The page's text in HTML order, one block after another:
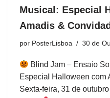
Musical: Especial
Amadis &
por PosterLisboa 30 de
Blind Jam – Ensaio
Especial Halloween com
Sexta-feira, 31 de